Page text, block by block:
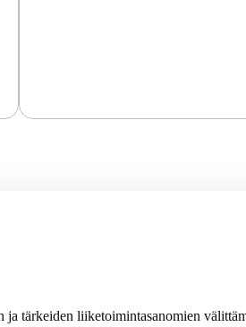
ja tärkeiden liiketoimintasanomien